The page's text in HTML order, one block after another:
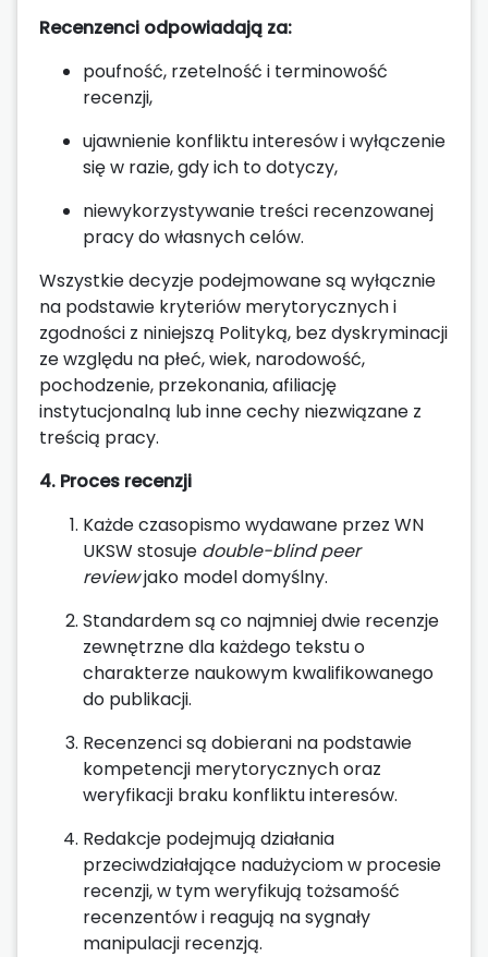
Recenzenci odpowiadają za:
poufność, rzetelność i terminowość
recenzji,
ujawnienie konfliktu interesów i wyłączenie
się w razie, gdy ich to dotyczy,
niewykorzystywanie treści recenzowanej
pracy do własnych celów.
Wszystkie decyzje podejmowane są wyłącznie
na podstawie kryteriów merytorycznych i
zgodności z niniejszą Polityką, bez dyskryminacji
ze względu na płeć, wiek, narodowość,
pochodzenie, przekonania, afiliację
instytucjonalną lub inne cechy niezwiązane z
treścią pracy.
4. Proces recenzji
Każde czasopismo wydawane przez WN
UKSW stosuje double-blind peer
reviewjako model domyślny.
Standardem są co najmniej dwie recenzje
zewnętrzne dla każdego tekstu o
charakterze naukowym kwalifikowanego
do publikacji.
Recenzenci są dobierani na podstawie
kompetencji merytorycznych oraz
weryfikacji braku konfliktu interesów.
Redakcje podejmują działania
przeciwdziałające nadużyciom w procesie
recenzji, w tym weryfikują tożsamość
recenzentów i reagują na sygnały
manipulacji recenzją.